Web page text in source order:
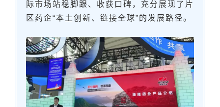
际市场站稳脚跟、收获口碑，充分展现了片
区药企“本土创新、链接全球”的发展路径。